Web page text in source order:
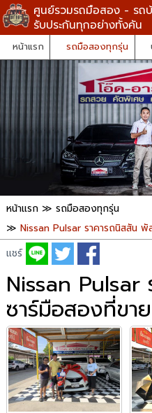
ศูนย์รวมรถมือสอง - รถ
รับประกันทุกอย่างทั้งคัน
หน้าแรก รถมือสองทุกรุ่น
หน้าแรก ≫ รถมือสองทุกรุ่น
≫ Nissan Pulsar ราคารถนิสสัน พั
แชร์
Nissan
ซาร์มือสองที่ขา